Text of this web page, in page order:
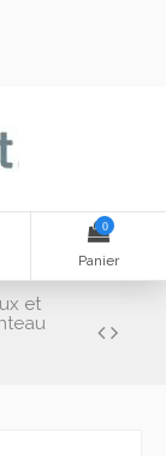
0
Panier
et